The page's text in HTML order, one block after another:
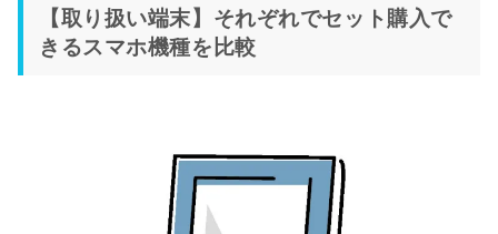
【取り扱い端末】それぞれでセット購入で
きるスマホ機種を比較